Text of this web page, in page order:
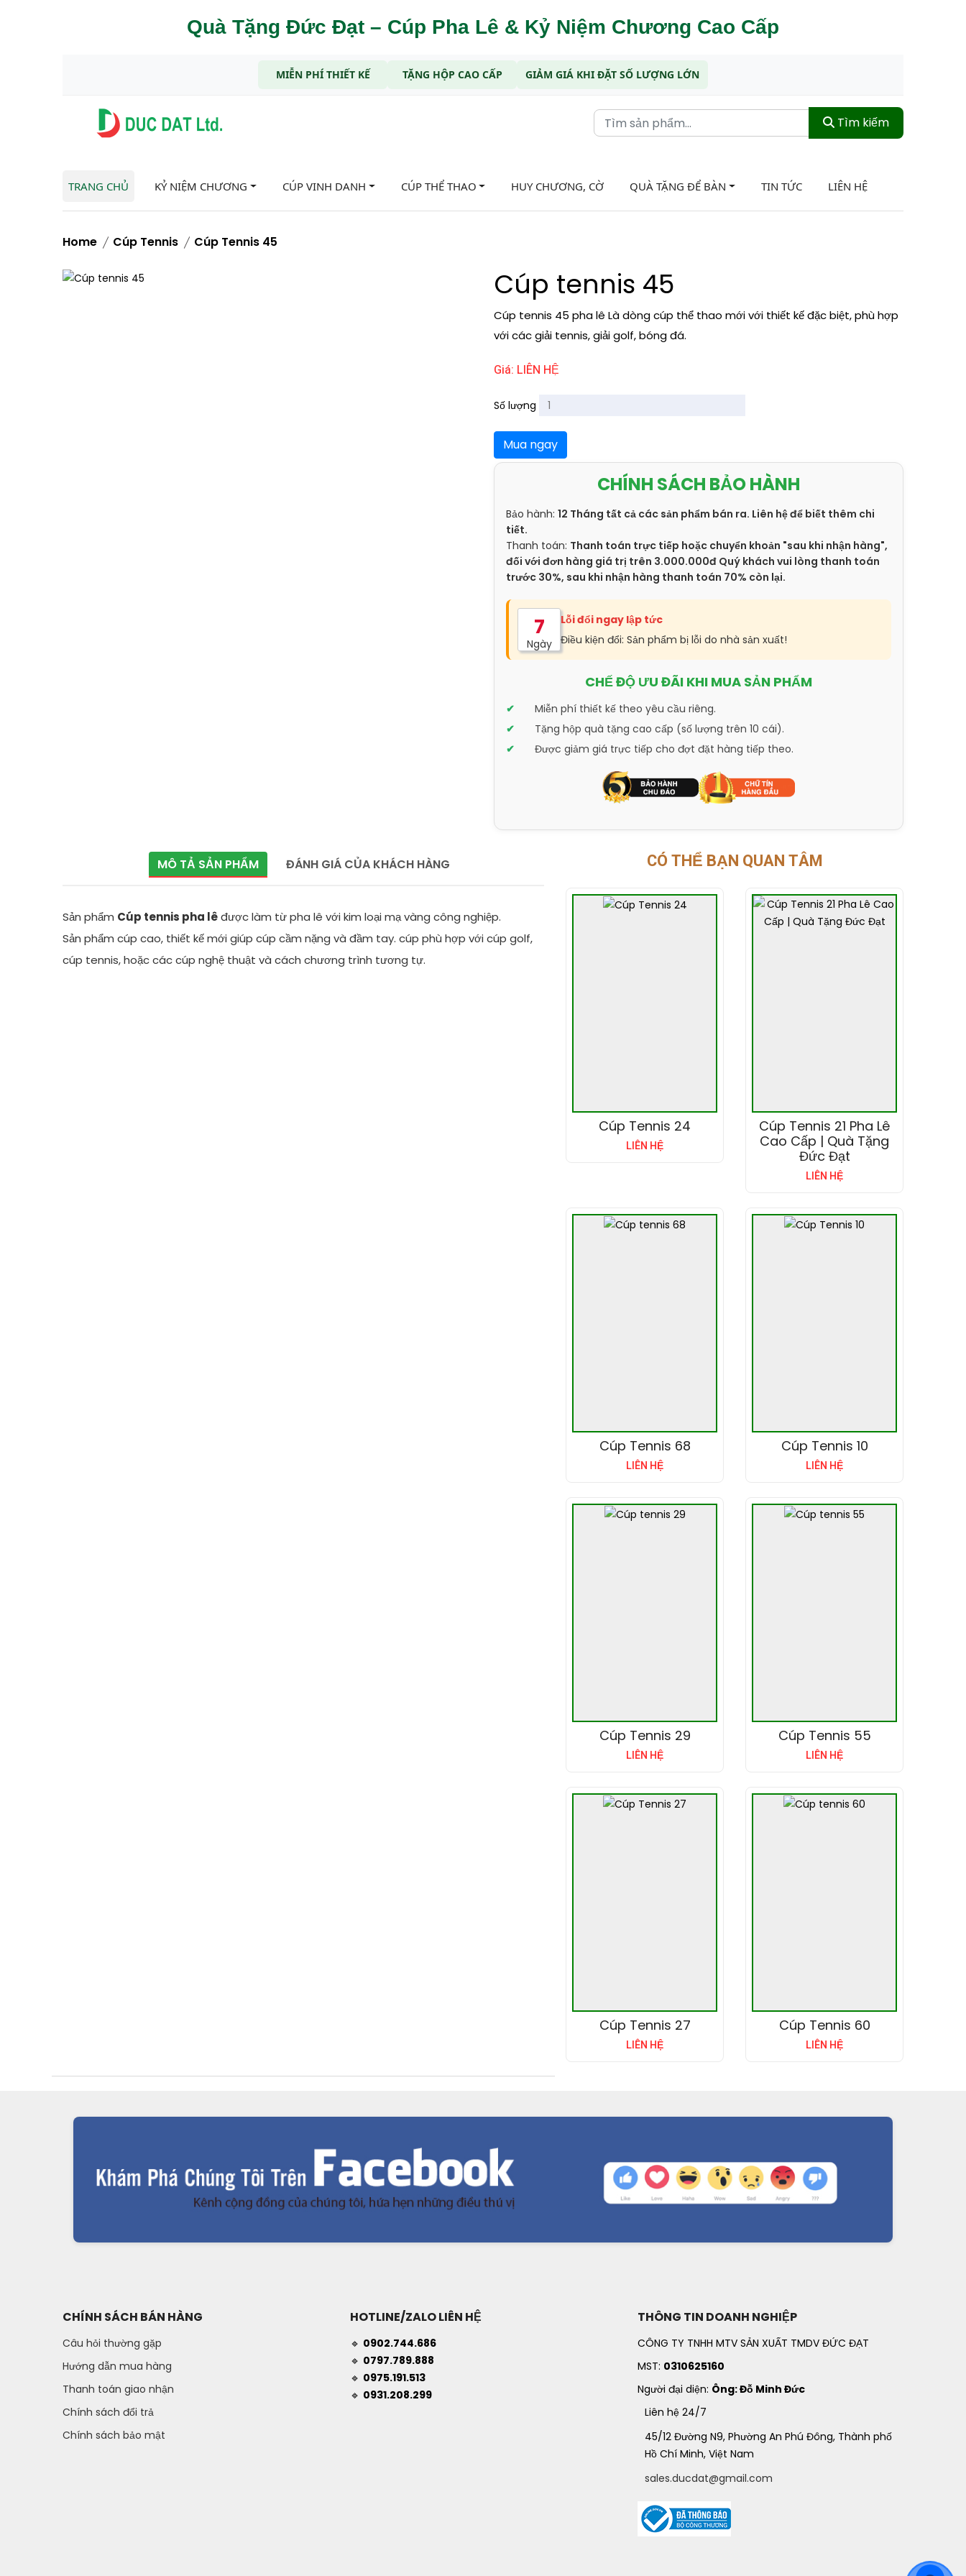
Quà Tặng Đức Đạt – Cúp Pha Lê & Kỷ Niệm Chương Cao Cấp
MIỄN PHÍ THIẾT KẾ TẶNG HỘP CAO CẤP GIẢM GIÁ KHI ĐẶT SỐ LƯỢNG LỚN
Tìm kiếm
TRANG CHỦ KỶ NIỆM CHƯƠNG CÚP VINH DANH CÚP THỂ THAO HUY CHƯƠNG, CỜ QUÀ TẶNG ĐỂ BÀN TIN TỨC LIÊN HỆ
Home Cúp Tennis Cúp Tennis 45
Cúp tennis 45
Cúp tennis 45 pha lê Là dòng cúp thể thao mới với thiết kế đặc biệt, phù hợp
với các giải tennis, giải golf, bóng đá.
Giá: LIÊN HỆ
Số lượng
Mua ngay
CHÍNH SÁCH BẢO HÀNH
Bảo hành: 12 Tháng tất cả các sản phẩm bán ra. Liên hệ để biết thêm chi
tiết.
Thanh toán: Thanh toán trực tiếp hoặc chuyển khoản "sau khi nhận hàng",
đối với đơn hàng giá trị trên 3.000.000đ Quý khách vui lòng thanh toán
trước 30%, sau khi nhận hàng thanh toán 70% còn lại.
7
Ngày
Lỗi đổi ngay lập tức
Điều kiện đổi: Sản phẩm bị lỗi do nhà sản xuất!
CHẾ ĐỘ ƯU ĐÃI KHI MUA SẢN PHẨM
Miễn phí thiết kế theo yêu cầu riêng.
Tặng hộp quà tặng cao cấp (số lượng trên 10 cái).
Được giảm giá trực tiếp cho đợt đặt hàng tiếp theo.
MÔ TẢ SẢN PHẨM ĐÁNH GIÁ CỦA KHÁCH HÀNG
Sản phẩm Cúp tennis pha lêđược làm từ pha lê với kim loại mạ vàng công nghiệp.
Sản phẩm cúp cao, thiết kế mới giúp cúp cầm nặng và đầm tay. cúp phù hợp với cúp golf,
cúp tennis, hoặc các cúp nghệ thuật và cách chương trình tương tự.
CÓ THỂ BẠN QUAN TÂM
Cúp Tennis 24
LIÊN HỆ
Cúp Tennis 21 Pha Lê
Cao Cấp | Quà Tặng
Đức Đạt
LIÊN HỆ
Cúp Tennis 68
LIÊN HỆ
Cúp Tennis 10
LIÊN HỆ
Cúp Tennis 29
LIÊN HỆ
Cúp Tennis 55
LIÊN HỆ
Cúp Tennis 27
LIÊN HỆ
Cúp Tennis 60
LIÊN HỆ
CHÍNH SÁCH BÁN HÀNG
Câu hỏi thường gặp
Hướng dẫn mua hàng
Thanh toán giao nhận
Chính sách đổi trả
Chính sách bảo mật
HOTLINE/ZALO LIÊN HỆ
🔹 0902.744.686
🔹 0797.789.888
🔹 0975.191.513
🔹 0931.208.299
THÔNG TIN DOANH NGHIỆP
CÔNG TY TNHH MTV SẢN XUẤT TMDV ĐỨC ĐẠT
MST: 0310625160
Người đại diện: Ông: Đỗ Minh Đức
Liên hệ 24/7
45/12 Đường N9, Phường An Phú Đông, Thành phố
Hồ Chí Minh, Việt Nam
sales.ducdat@gmail.com